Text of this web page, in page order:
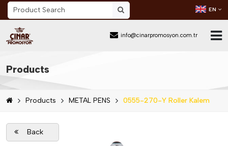
info@cinarpromosyon.com.tr
EN
About Us
Sector
Products
Products
Products METAL PENS 0555-270-Y Roller Kalem
Back